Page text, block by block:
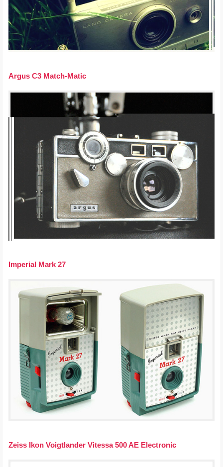
Argus C3 Match-Matic
Imperial Mark 27
Zeiss Ikon Voigtlander Vitessa 500 AE Electronic